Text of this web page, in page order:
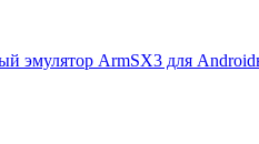
эмулятор ArmSX3 для Android